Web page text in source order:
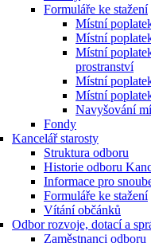
Formuláře ke stažení
Místní
Místní
Místní
prostranství
Místní
Místní
Navyšování
Fondy
Kancelář starosty
Struktura odboru
Historie odboru
Informace pro
Formuláře ke stažení
Vítání občánků
Odbor rozvoje, dotací a
Zaměstnanci odboru